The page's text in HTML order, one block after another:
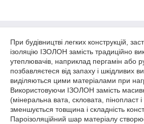
При будівництві легких конструкцій,
ізоляцію ІЗОЛОН замість традиційно
утеплювачів, наприклад пергамін або
позбавляєтеся від запаху і шкідливих
виділяються цими матеріалами при
Використовуючи ІЗОЛОН замість
(мінеральна вата, скловата, пінопласт
зменшується товщина і складність
Пароізоляційний шар матеріалу